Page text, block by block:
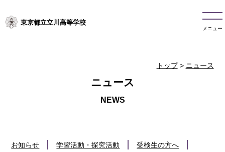
東京都立立川高等学校
メニュー
トップ> ニュース
ニュース
お知らせ 学習活動・探究活動 受検生の方へ